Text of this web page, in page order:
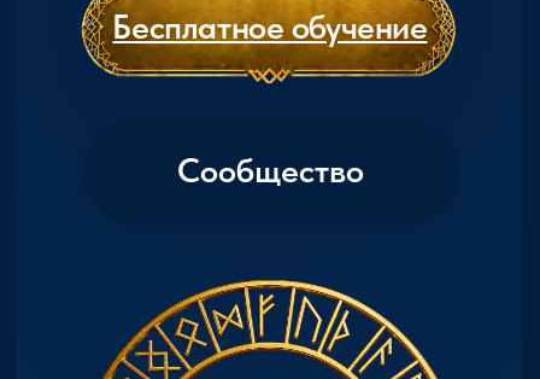
Научимся создавать рунические ставы
для защиты и исцеления, а также
Урок 4: Сила Рун. Практика